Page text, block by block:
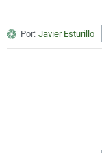
Por: Javier Esturillo